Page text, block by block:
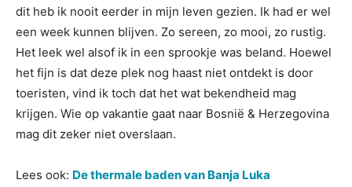
dit heb ik nooit eerder in mijn leven gezien. Ik had er wel
een week kunnen blijven. Zo sereen, zo mooi, zo rustig.
Het leek wel alsof ik in een sprookje was beland. Hoewel
het fijn is dat deze plek nog haast niet ontdekt is door
toeristen, vind ik toch dat het wat bekendheid mag
krijgen. Wie op vakantie gaat naar Bosnië & Herzegovina
mag dit zeker niet overslaan.
Lees ook: De thermale baden van Banja Luka